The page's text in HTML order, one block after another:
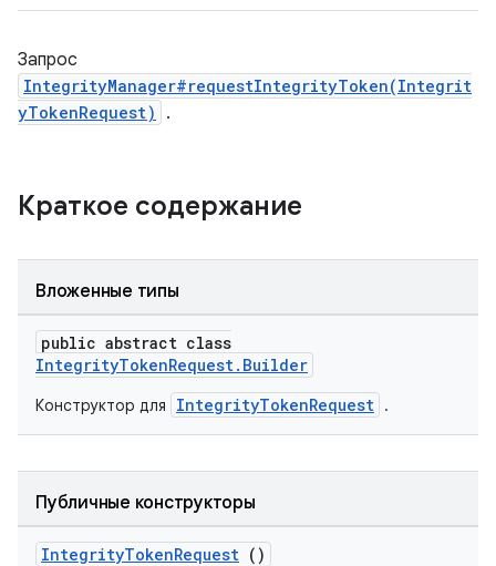
Запрос
IntegrityManager#requestIntegrityToken(Integrit
yTokenRequest)
.
Краткое содержание
Вложенные типы
public abstract class
IntegrityTokenRequest.Builder
Конструктор для IntegrityTokenRequest .
Публичные конструкторы
IntegrityTokenRequest ()